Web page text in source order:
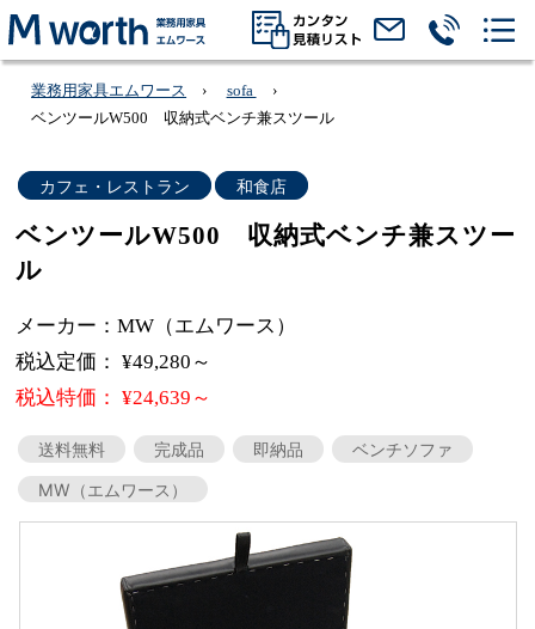
業務用家具エムワース
sofa
ベンツールW500 収納式ベンチ兼スツール
カフェ・レストラン 和食店
ベンツールW500 収納式ベンチ兼スツー
ル
メーカー：MW（エムワース）
税込定価： ¥49,280～
税込特価： ¥24,639～
送料無料 完成品 即納品
ベンチソファ
MW（エムワース）